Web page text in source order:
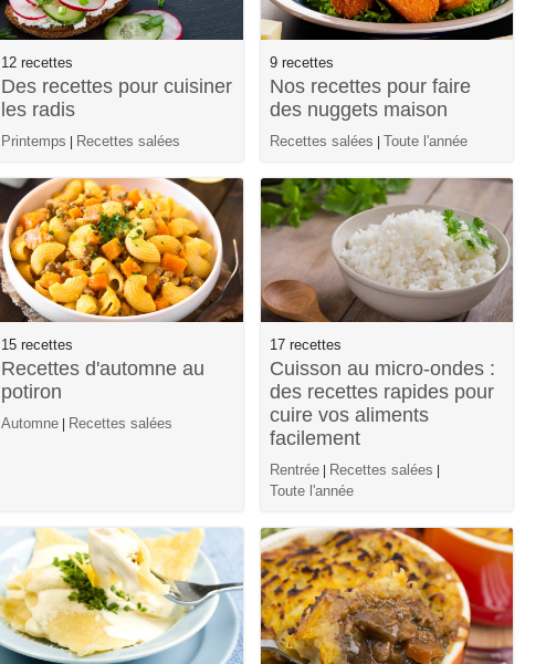
12 recettes
Des recettes pour cuisiner
les radis
Printemps Recettes salées
9 recettes
Nos recettes pour faire
des nuggets maison
Recettes salées Toute l'année
15 recettes
Recettes d'automne au
potiron
Automne| Recettes salées
17 recettes
Cuisson au micro-ondes :
des recettes rapides pour
cuire vos aliments
facilement
Rentrée Recettes salées
Toute l'année